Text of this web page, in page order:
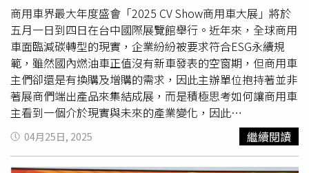
商用車界最大年度盛會「2025 CV Show商用車大展」將於
五月一日到四日在台中國際展覽館舉行。近年來，全球商用
車面臨減碳轉型的現實，企業紛紛被要求符合ESG永續規
範，雖然國內燃油車正值沒有新車發表的空窗期，但商用車
主們卻還是有換購及增購的需求，因此主辦單位抱持著並非
著展商們端出產品來集結成展，而是積極思考如何讓商用車
主看到一個介於現實與未來的產業變化，因此
「Transportation🡪Transformation/運輸🡪蛻變」成為這次
展會的主軸。而以此主軸延伸出：ESG載具減碳化多元化、
AI大趨勢及餐飲冷鏈科技三大特色。並由此彙整出一個有別
04月25日, 2025 繼續閱讀